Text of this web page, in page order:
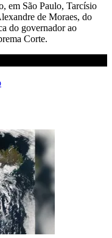
em São Paulo, Tarcísio
de Moraes, do
do governador ao
Corte.